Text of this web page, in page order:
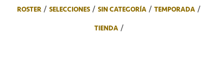
ROSTER
SELECCIONES SIN CATEGORÍA
TEMPORADA
TIENDA